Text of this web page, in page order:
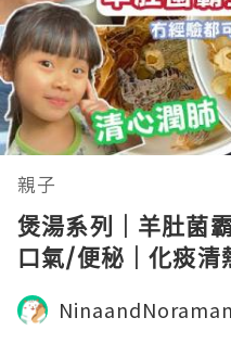
親子
煲湯系列｜羊肚菌
口氣/便秘｜化痰清
都可以飲｜日常飲用